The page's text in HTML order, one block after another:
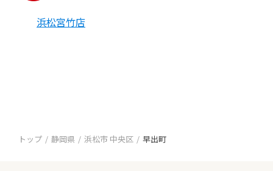
浜松宮竹店
トップ 静岡県 浜松市 中央区 早出町